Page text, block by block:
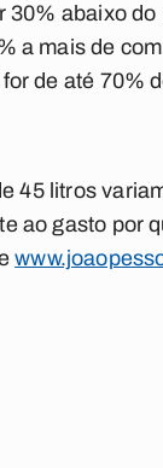
abaixo do
a mais de
de até 70%
45 litros
ao gasto por